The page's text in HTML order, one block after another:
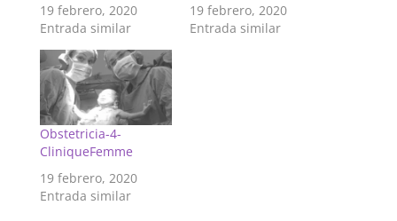
19 febrero, 2020
Entrada similar
19 febrero, 2020
Entrada similar
Obstetricia-4-
CliniqueFemme
19 febrero, 2020
Entrada similar